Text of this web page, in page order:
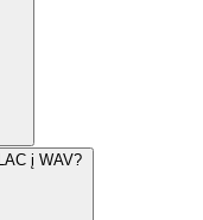
į WAV?